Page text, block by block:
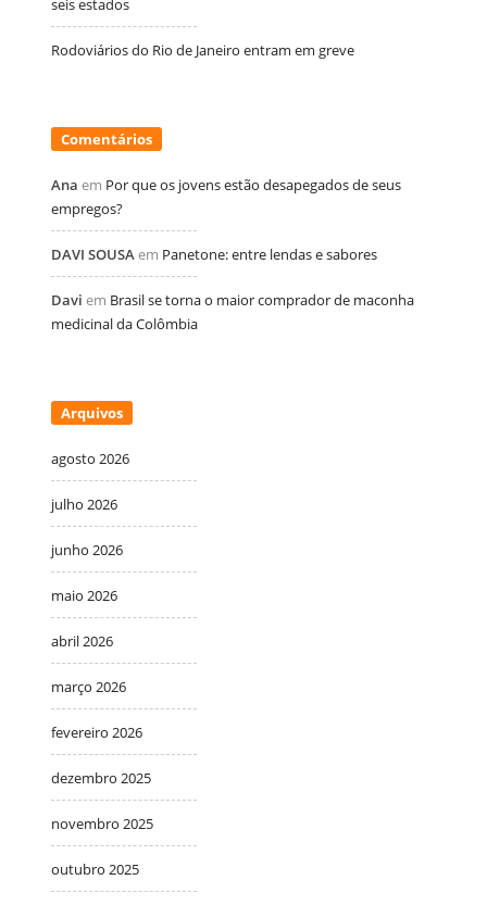
seis estados
Rodoviários do Rio de Janeiro entram em greve
Comentários
Ana em Por que os jovens estão desapegados de seus
empregos?
DAVI SOUSAem Panetone: entre lendas e sabores
Davi em Brasil se torna o maior comprador de maconha
medicinal da Colômbia
Arquivos
agosto 2026
julho 2026
junho 2026
maio 2026
abril 2026
março 2026
fevereiro 2026
dezembro 2025
novembro 2025
outubro 2025